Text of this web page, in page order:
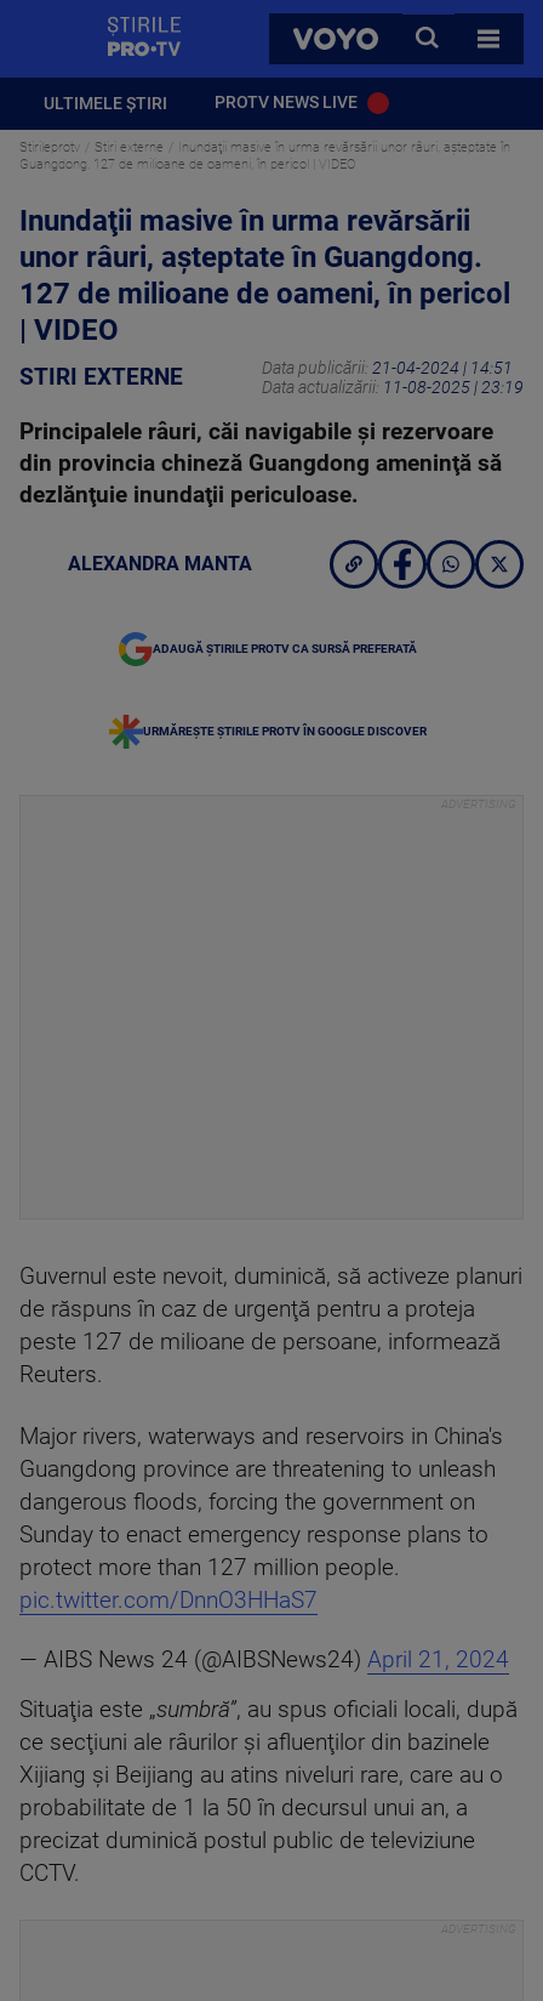
VOYO
CAUTA
TOATE
ULTIMELE ȘTIRI PROTV NEWS LIVE
Stirileprotv Stiri externe
Inundaţii masive în urma revărsării unor râuri, aşteptate în
Guangdong. 127 de milioane de oameni, în pericol | VIDEO
Inundaţii masive în urma revărsării
unor râuri, aşteptate în Guangdong.
127 de milioane de oameni, în pericol
| VIDEO
STIRI EXTERNE Data publicării: 21-04-2024 | 14:51
Data actualizării: 11-08-2025 | 23:19
Principalele râuri, căi navigabile şi rezervoare
din provincia chineză Guangdong ameninţă să
dezlănţuie inundaţii periculoase.
ALEXANDRA MANTA
ADAUGĂ ȘTIRILE PROTV CA SURSĂ PREFERATĂ
URMĂREȘTE ȘTIRILE PROTV ÎN GOOGLE DISCOVER
Guvernul este nevoit, duminică, să activeze planuri
de răspuns în caz de urgenţă pentru a proteja
peste 127 de milioane de persoane, informează
Reuters.
Major rivers, waterways and reservoirs in China's
Guangdong province are threatening to unleash
dangerous floods, forcing the government on
Sunday to enact emergency response plans to
protect more than 127 million people.
pic.twitter.com/DnnO3HHaS7
— AIBS News 24 (@AIBSNews24) April 21, 2024
Situaţia este „sumbră”, au spus oficiali locali, după
ce secţiuni ale râurilor şi afluenţilor din bazinele
Xijiang şi Beijiang au atins niveluri rare, care au o
probabilitate de 1 la 50 în decursul unui an, a
precizat duminică postul public de televiziune
CCTV.